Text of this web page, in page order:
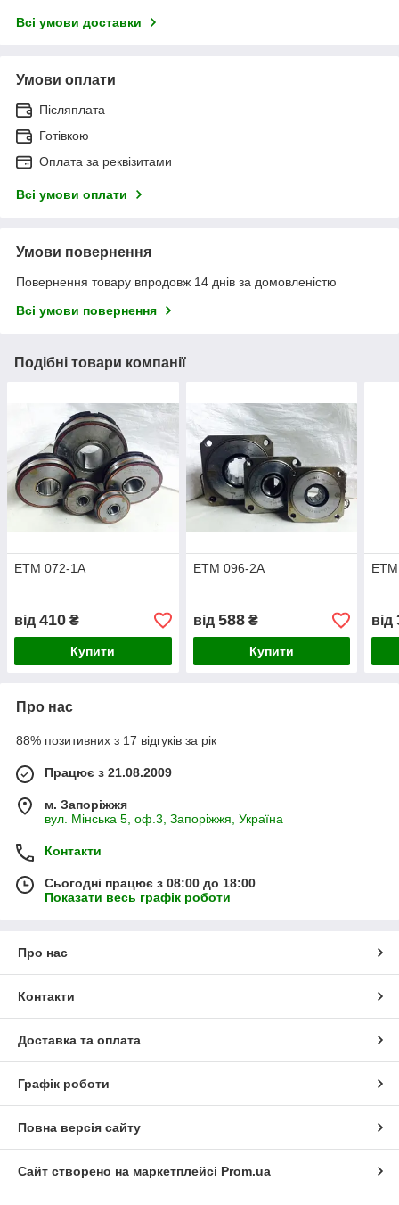
Всі умови доставки
Умови оплати
Післяплата
Готівкою
Оплата за реквізитами
Всі умови оплати
Умови повернення
Повернення товару впродовж 14 днів за домовленістю
Всі умови повернення
Подібні товари компанії
ЕТМ 072-1А
від 410 ₴
Купити
ЕТМ 096-2А
від 588₴
Купити
ЕТМ
від
Про нас
88% позитивних з 17 відгуків за рік
Працює з 21.08.2009
м. Запоріжжя
вул. Мінська 5, оф.3, Запоріжжя, Україна
Контакти
Сьогодні працює з 08:00 до 18:00
Показати весь графік роботи
Про нас
Контакти
Доставка та оплата
Графік роботи
Повна версія сайту
Сайт створено на маркетплейсі Prom.ua